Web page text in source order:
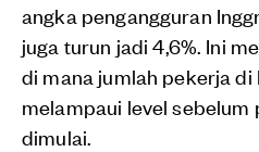
angka pengangguran
juga turun jadi 4,6%. Ini
di mana jumlah pekerja di
melampaui level sebelum
dimulai.